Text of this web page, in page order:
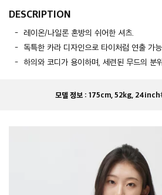
DESCRIPTION
레이온/나일론 혼방의 쉬어한 셔츠.
독특한 카라 디자인으로 타이처럼 연출 가
하의와 코디가 용이하며, 세련된 무드의 분
모델 정보 : 175cm, 52kg, 24inch